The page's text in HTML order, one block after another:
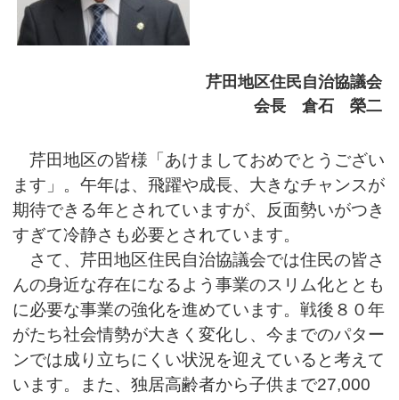
芹田地区住民自治協議会
会長 倉石 榮二
芹田地区の皆様「あけましておめでとうござい
ます」。午年は、飛躍や成長、大きなチャンスが
期待できる年とされていますが、反面勢いがつき
すぎて冷静さも必要とされています。
さて、芹田地区住民自治協議会では住民の皆さ
んの身近な存在になるよう事業のスリム化ととも
に必要な事業の強化を進めています。戦後８０年
がたち社会情勢が大きく変化し、今までのパター
ンでは成り立ちにくい状況を迎えていると考えて
います。また、独居高齢者から子供まで27,000